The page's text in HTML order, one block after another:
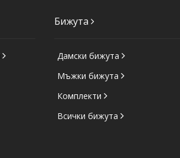
Бижута
Дамски бижута
Мъжки бижута
Комплекти
Всички бижута